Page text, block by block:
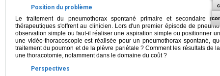
Position du problème
Le traitement du pneumothorax spontané primaire et secondaire
thérapeutiques s'offrent au clinicien. Lors d'un premier épisode de
observation simple ou faut-il réaliser une aspiration simple ou positionner
une vidéo-thoracoscopie est réalisée pour un pneumothorax spontané,
traitement du poumon et de la plèvre pariétale ? Comment les résultats de
une thoracotomie, notamment dans le domaine du coût ?
Perspectives